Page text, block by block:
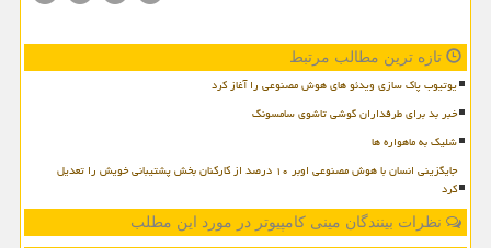
تازه ترین مطالب مرتبط
یوتیوب پاک سازی ویدئو های هوش مصنوعی را آغاز کرد
خبر بد برای طرفداران گوشی تاشوی سامسونگ
شلیک به ماهواره ها
جایگزینی انسان با هوش مصنوعی اوبر ۱۰ درصد از کارکنان بخش پشتیبانی خویش را تعدیل
کرد
نظرات بینندگان مینی کامپیوتر در مورد این مطلب